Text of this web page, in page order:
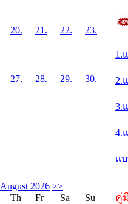
20. 21. 22. 23.
27. 28. 29. 30.
August 2026 >>
Th Fr Sa
Su
1.
2.
3.
4.
แ
คู่